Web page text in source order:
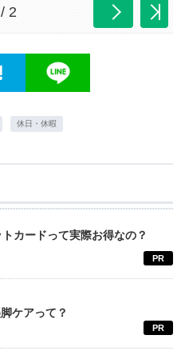
2
休日・休暇
カードって実際お得なの？
PR
ケアって？
PR